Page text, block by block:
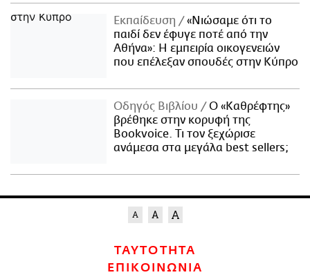
Εκπαίδευση
«Νιώσαμε ότι το
παιδί δεν έφυγε ποτέ από την
Αθήνα»: Η εμπειρία οικογενειών
που επέλεξαν σπουδές στην Κύπρο
Οδηγός Βιβλίου
Ο «Καθρέφτης»
βρέθηκε στην κορυφή της
Bookvoice. Τι τον ξεχώρισε
ανάμεσα στα μεγάλα best sellers;
ΤΑΥΤΟΤΗΤΑ
ΕΠΙΚΟΙΝΩΝΙΑ